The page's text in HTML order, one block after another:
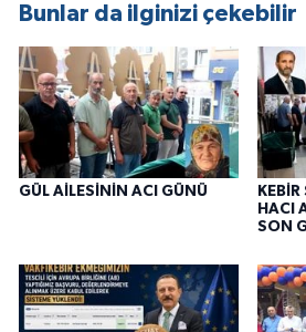
Bunlar da ilginizi çekebilir
GÜL AİLESİNİN ACI GÜNÜ
HACI
SON